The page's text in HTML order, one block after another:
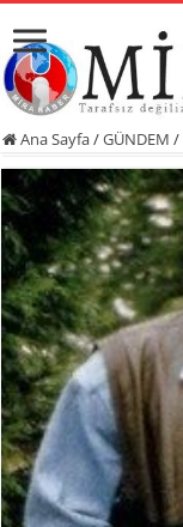
Ana Sayfa/GÜNDEM /